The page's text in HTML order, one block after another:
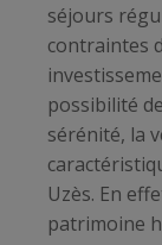
séjours
contraintes
possibilité
sérénité, la
Uzès. En
patrimoine